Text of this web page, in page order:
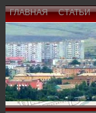
ГЛАВНАЯ СТАТЬИ